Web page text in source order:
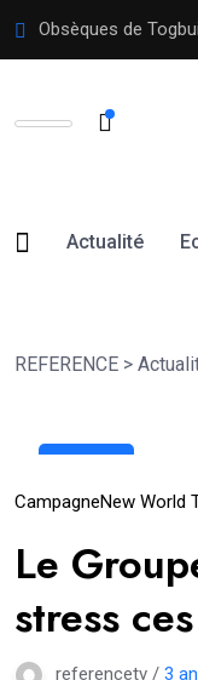
Obsèques de
Actualité
REFERENCE >
Juin
CampagneNew World
Le
stress
referencetv / 3